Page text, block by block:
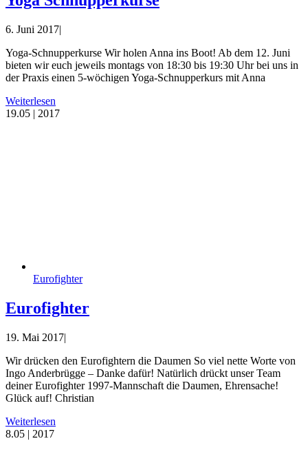
6. Juni 2017|
Yoga-Schnupperkurse Wir holen Anna ins Boot! Ab dem 12. Juni
bieten wir euch jeweils montags von 18:30 bis 19:30 Uhr bei uns in
der Praxis einen 5-wöchigen Yoga-Schnupperkurs mit Anna
Weiterlesen
19.05 | 2017
Eurofighter
Eurofighter
19. Mai 2017|
Wir drücken den Eurofightern die Daumen So viel nette Worte von
Ingo Anderbrügge – Danke dafür! Natürlich drückt unser Team
deiner Eurofighter 1997-Mannschaft die Daumen, Ehrensache!
Glück auf! Christian
Weiterlesen
8.05 | 2017